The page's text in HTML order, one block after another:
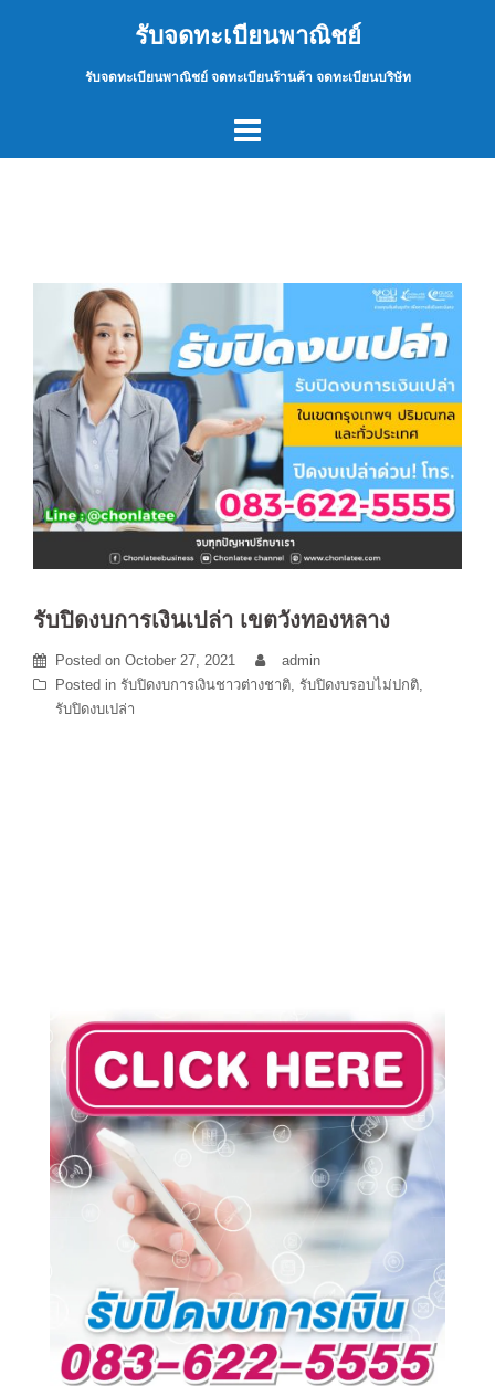
รับจดทะเบียนพาณิชย์
รับจดทะเบียนพาณิชย์ จดทะเบียนร้านค้า จดทะเบียนบริษัท
รับปิดงบการเงินเปล่า เขตวังทองหลาง
Posted on October 27, 2021
admin
Posted in รับปิดงบการเงินชาวต่างชาติ รับปิดงบรอบไม่ปกติ
รับปิดงบเปล่า